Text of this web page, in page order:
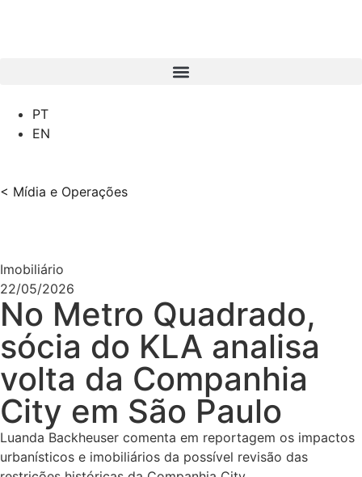
PT
EN
< Mídia e Operações
Imobiliário
22/05/2026
No Metro Quadrado,
sócia do KLA analisa
volta da Companhia
City em São Paulo
Luanda Backheuser comenta em reportagem os impactos
urbanísticos e imobiliários da possível revisão das